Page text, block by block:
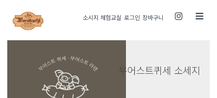
소시지 체험교실 로그인 장바구니 Toggle
부어스트퀴세 소세지